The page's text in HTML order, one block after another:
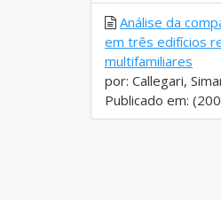
Análise da
em três edifícios
multifamiliares
por: Callegari,
Publicado em: